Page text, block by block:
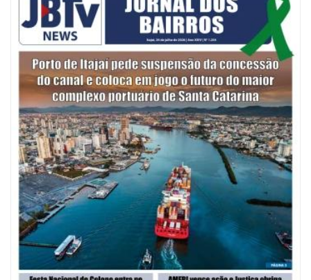
temperatura
ITAJAÍ